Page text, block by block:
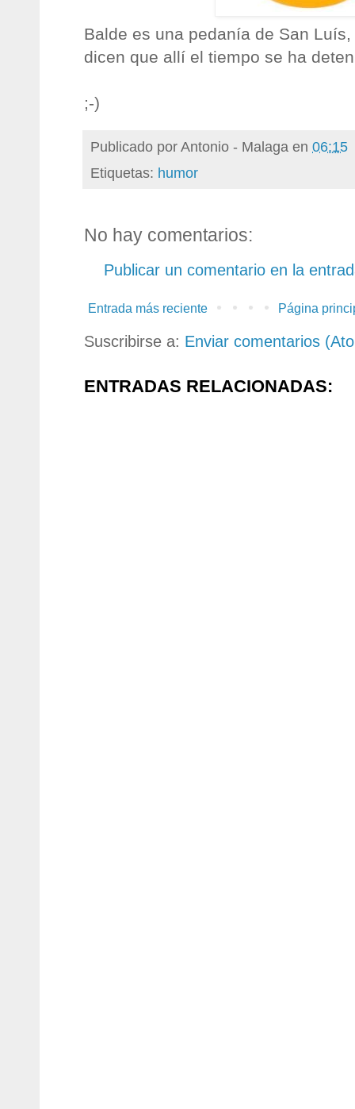
Balde es una pedanía de San
dicen que allí el tiempo se ha
;-)
Publicado porAntonio - Malaga en 06:15
Etiquetas: humor
No hay comentarios:
Publicar un comentario en la
Entrada más reciente Página
Suscribirse a: Enviar comentarios
ENTRADAS RELACIONADAS: